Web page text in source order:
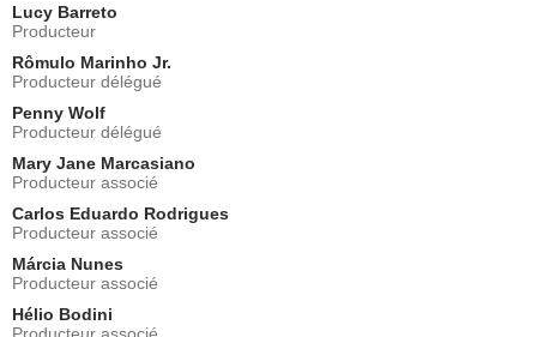
Lucy Barreto
Producteur
Rômulo Marinho Jr.
Producteur délégué
Penny Wolf
Producteur délégué
Mary Jane Marcasiano
Producteur associé
Carlos Eduardo Rodrigues
Producteur associé
Márcia Nunes
Producteur associé
Hélio Bodini
Producteur associé